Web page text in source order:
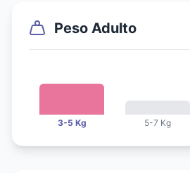
Peso Adulto
3-5 Kg 5-7 Kg